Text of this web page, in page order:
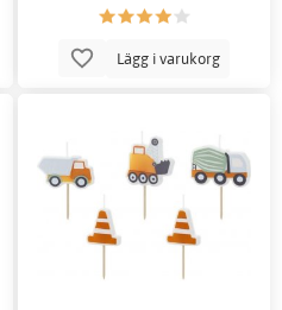
Lägg i varukorg